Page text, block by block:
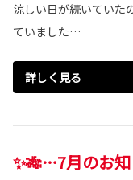
涼しい日が続いていた
ていました…
詳しく見る
✨🎋…7月のお